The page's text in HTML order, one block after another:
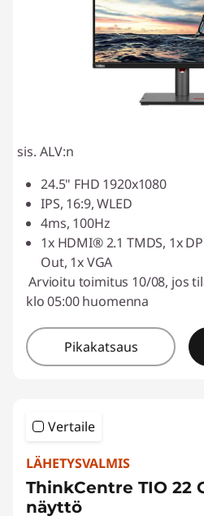
sis. ALV:n
24.5" FHD 1920x1080
IPS, 16:9, WLED
4ms, 100Hz
1x HDMI® 2.1 TMDS, 1x
Out, 1x VGA
Arvioitu toimitus 10/08, jos
klo 05:00 huomenna
Pikakatsaus
Vertaile
LÄHETYSVALMIS
ThinkCentre TIO 22
näyttö